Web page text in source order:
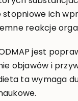
stopniowe ich
reakcje
jest
objawów i
ta wymaga